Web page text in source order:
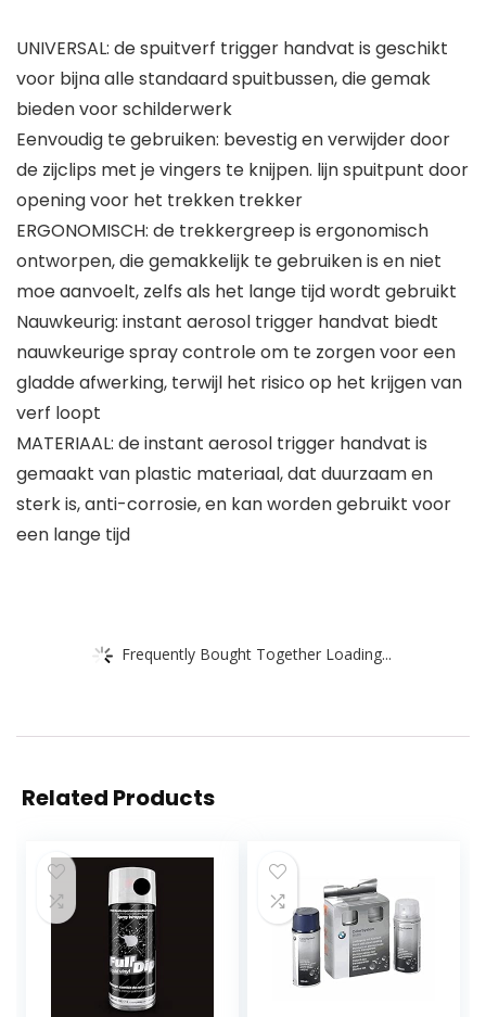
UNIVERSAL: de spuitverf trigger handvat is geschikt
voor bijna alle standaard spuitbussen, die gemak
bieden voor schilderwerk
Eenvoudig te gebruiken: bevestig en verwijder door
de zijclips met je vingers te knijpen. lijn spuitpunt door
opening voor het trekken trekker
ERGONOMISCH: de trekkergreep is ergonomisch
ontworpen, die gemakkelijk te gebruiken is en niet
moe aanvoelt, zelfs als het lange tijd wordt gebruikt
Nauwkeurig: instant aerosol trigger handvat biedt
nauwkeurige spray controle om te zorgen voor een
gladde afwerking, terwijl het risico op het krijgen van
verf loopt
MATERIAAL: de instant aerosol trigger handvat is
gemaakt van plastic materiaal, dat duurzaam en
sterk is, anti-corrosie, en kan worden gebruikt voor
een lange tijd
Frequently Bought Together Loading...
Related Products